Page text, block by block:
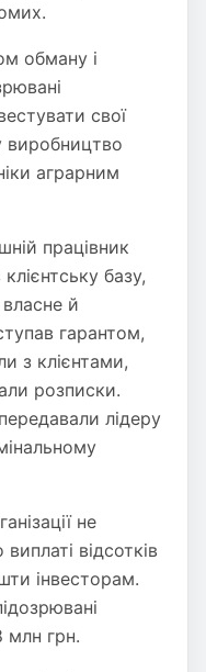
обману і
свої
виробництво
аграрним
працівник
базу,
й
гарантом,
з клієнтами,
розписки.
лідеру
не
відсотків
інвесторам.
млн грн.